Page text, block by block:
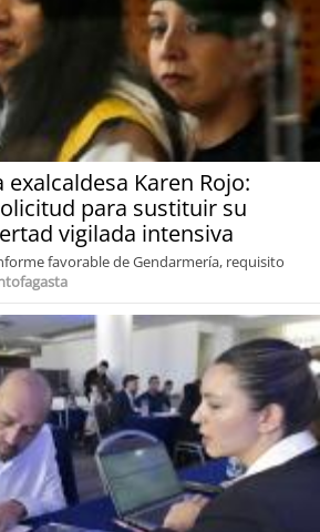
Karen Rojo:
para sustituir su
vigilada intensiva
favorable de Gendarmería, requisito